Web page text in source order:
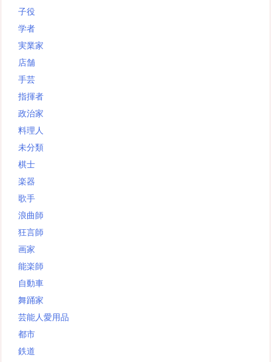
子役
学者
実業家
店舗
手芸
指揮者
政治家
料理人
未分類
棋士
楽器
歌手
浪曲師
狂言師
画家
能楽師
自動車
舞踊家
芸能人愛用品
都市
鉄道